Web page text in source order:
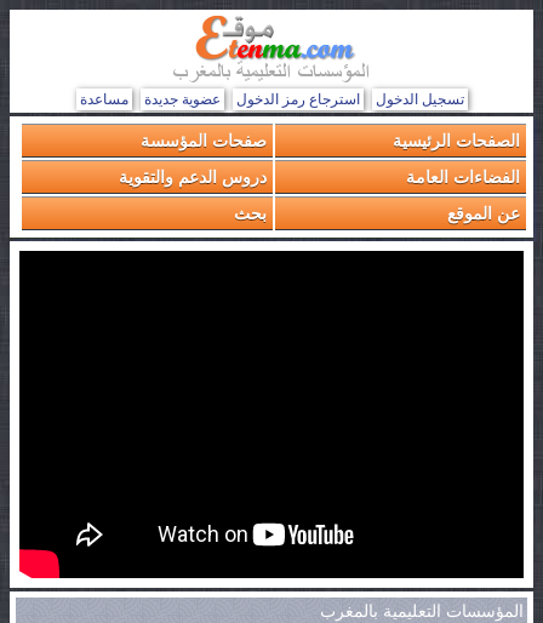
تسجيل الدخول استرجاع رمز الدخول عضوية جديدة مساعدة
الصفحات الرئيسية
صفحات المؤسسة
الفضاءات العامة
دروس الدعم والتقوية
عن الموقع
بحث
المؤسسات التعليمية بالمغرب